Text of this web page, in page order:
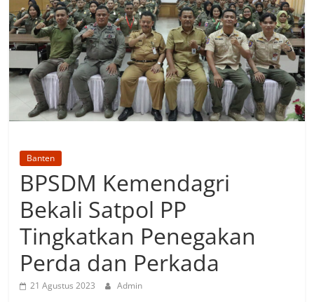
Banten
BPSDM Kemendagri
Bekali Satpol PP
Tingkatkan Penegakan
Perda dan Perkada
21 Agustus 2023 Admin